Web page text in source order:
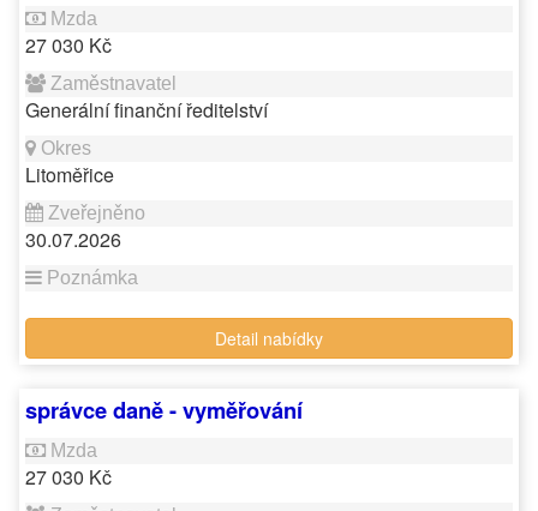
27 030 Kč
Generální finanční ředitelství
Litoměřice
30.07.2026
Detail nabídky
správce daně - vyměřování
27 030 Kč